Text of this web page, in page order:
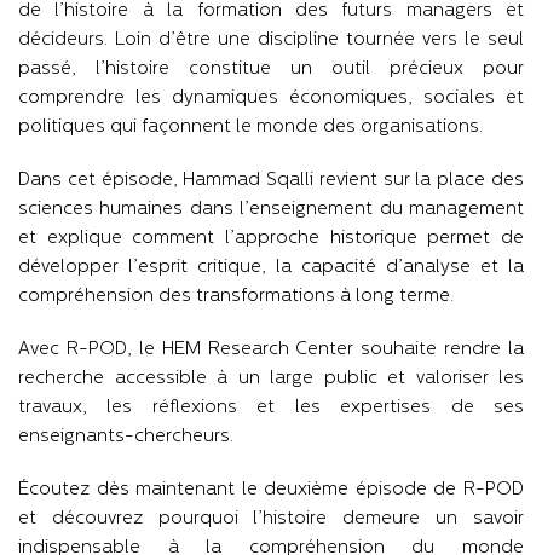
de l’histoire à la formation des futurs managers et
décideurs. Loin d’être une discipline tournée vers le seul
passé, l’histoire constitue un outil précieux pour
comprendre les dynamiques économiques, sociales et
politiques qui façonnent le monde des organisations.
Dans cet épisode, Hammad Sqalli revient sur la place des
sciences humaines dans l’enseignement du management
et explique comment l’approche historique permet de
développer l’esprit critique, la capacité d’analyse et la
compréhension des transformations à long terme.
Avec R-POD, le HEM Research Center souhaite rendre la
recherche accessible à un large public et valoriser les
travaux, les réflexions et les expertises de ses
enseignants-chercheurs.
Écoutez dès maintenant le deuxième épisode de R-POD
et découvrez pourquoi l’histoire demeure un savoir
indispensable à la compréhension du monde